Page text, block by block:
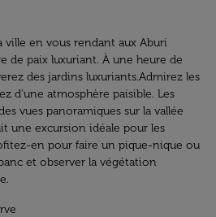
ville en vous rendant aux Aburi
de paix luxuriant. À une heure de
des jardins luxuriants.Admirez les
d'une atmosphère paisible. Les
vues panoramiques sur la vallée
une excursion idéale pour les
en pour faire un pique-nique ou
et observer la végétation